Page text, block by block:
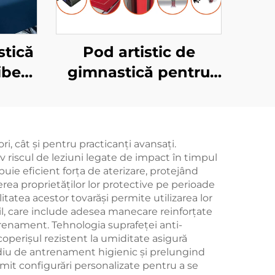
Pod artistic de
gimnastică pentru
cât și pentru practicanți avansați.
riscul de leziuni legate de impact în timpul
eficient forța de aterizare, protejând
proprietăților lor protective pe perioade
acestor tovarăși permite utilizarea lor
care include adesea manecare reinforțate
Tehnologia suprafeței anti-
rezistent la umiditate asigură
de antrenament higienic și prelungind
configurări personalizate pentru a se